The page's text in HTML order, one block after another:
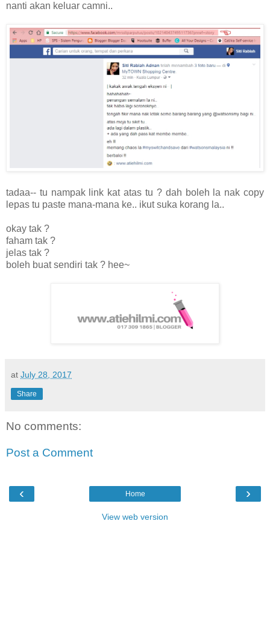
nanti akan keluar camni..
tadaa-- tu nampak link kat atas tu ? dah boleh la nak copy
lepas tu paste mana-mana ke.. ikut suka korang la..
okay tak ?
faham tak ?
jelas tak ?
boleh buat sendiri tak ? hee~
at July 28, 2017
Share
No comments:
Post a Comment
‹ ›
Home
View web version